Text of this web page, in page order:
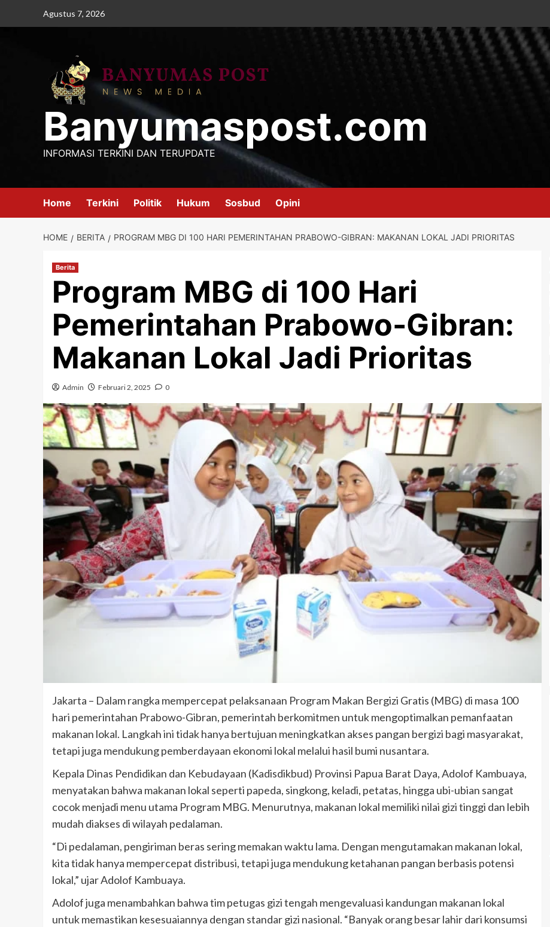
Agustus 7, 2026
Banyumaspost.com
INFORMASI TERKINI DAN TERUPDATE
Home Terkini Politik Hukum Sosbud Opini
HOME BERITA PROGRAM MBG DI 100 HARI PEMERINTAHAN PRABOWO-GIBRAN: MAKANAN LOKAL JADI PRIORITAS
Berita
Program MBG di 100 Hari
Pemerintahan Prabowo-Gibran:
Makanan Lokal Jadi Prioritas
Admin Februari 2, 2025 0
Jakarta – Dalam rangka mempercepat pelaksanaan Program Makan Bergizi Gratis (MBG) di masa 100
hari pemerintahan Prabowo-Gibran, pemerintah berkomitmen untuk mengoptimalkan pemanfaatan
makanan lokal. Langkah ini tidak hanya bertujuan meningkatkan akses pangan bergizi bagi masyarakat,
tetapi juga mendukung pemberdayaan ekonomi lokal melalui hasil bumi nusantara.
Kepala Dinas Pendidikan dan Kebudayaan (Kadisdikbud) Provinsi Papua Barat Daya, Adolof Kambuaya,
menyatakan bahwa makanan lokal seperti papeda, singkong, keladi, petatas, hingga ubi-ubian sangat
cocok menjadi menu utama Program MBG. Menurutnya, makanan lokal memiliki nilai gizi tinggi dan lebih
mudah diakses di wilayah pedalaman.
“Di pedalaman, pengiriman beras sering memakan waktu lama. Dengan mengutamakan makanan lokal,
kita tidak hanya mempercepat distribusi, tetapi juga mendukung ketahanan pangan berbasis potensi
lokal,” ujar Adolof Kambuaya.
Adolof juga menambahkan bahwa tim petugas gizi tengah mengevaluasi kandungan makanan lokal
untuk memastikan kesesuaiannya dengan standar gizi nasional. “Banyak orang besar lahir dari konsumsi